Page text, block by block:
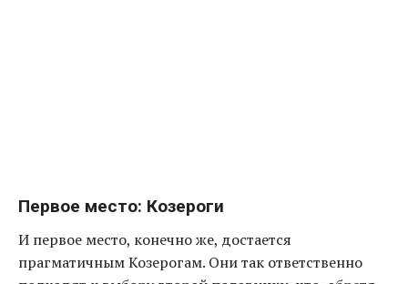
Первое место: Козероги
И первое место, конечно же, достается
прагматичным Козерогам. Они так ответственно